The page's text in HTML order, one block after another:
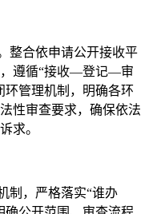
合依申请公开接收平
，遵循“接收—登记—审
管理机制，明确各环
性审查要求，确保依法
求。
，严格落实“谁办